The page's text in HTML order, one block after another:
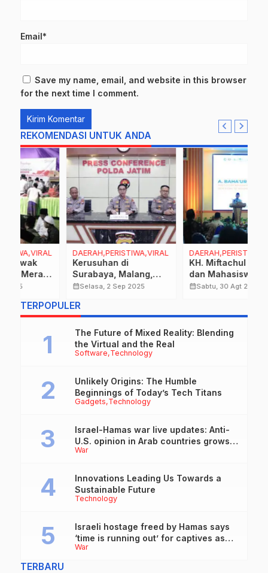
Email*
Save my name, email, and website in this browser
for the next time I comment.
REKOMENDASI UNTUK ANDA
DAERAH,PERISTIWA,VIRAL
Kerusuhan di
Surabaya, Malang,
Kediri, dan Sidoarjo
Rp124 Miliar, Ratusan
Orang Diamankan
Polda Jatim.
Selasa, 2 Sep 2025
DAERAH,PERISTIWA,VIRAL
KH. Miftachul Akhyar
dan Mahasiswa PTNU
Bersatu Suarakan
Disalurkan Bijak.
calendar_month Sabtu, 30 Agt 2025
…
TERPOPULER
Software Technology
The Future of Mixed Reality: Blending
the Virtual and the Real
Gadgets Technology
Unlikely Origins: The Humble
Beginnings of Today’s Tech Titans
War
Israel-Hamas war live updates: Anti-
U.S. opinion in Arab countries grows
over support for Israel, leaders tell
Technology
Innovations Leading Us Towards a
Sustainable Future
War
Israeli hostage freed by Hamas says
‘time is running out’ for captives as
she describes harrowing conditions
TERBARU